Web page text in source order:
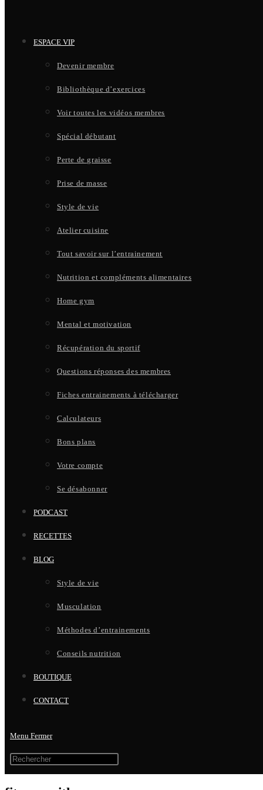
ESPACE VIP
Devenir membre
Bibliothèque d’exercices
Voir toutes les vidéos membres
Spécial débutant
Perte de graisse
Prise de masse
Style de vie
Atelier cuisine
Tout savoir sur l’entrainement
Nutrition et compléments alimentaires
Home gym
Mental et motivation
Récupération du sportif
Questions réponses des membres
Fiches entrainements à télécharger
Calculateurs
Bons plans
Votre compte
Se désabonner
PODCAST
RECETTES
BLOG
Style de vie
Musculation
Méthodes d’entrainements
Conseils nutrition
BOUTIQUE
CONTACT
Menu Fermer